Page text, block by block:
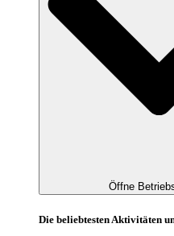
Öffne
Die beliebtesten Aktivitäten